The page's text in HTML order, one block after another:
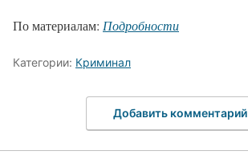
По материалам: Подробности
Категории: Криминал
Добавить комментарий